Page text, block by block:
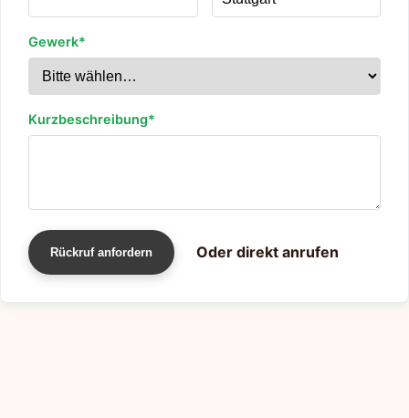
Gewerk*
Kurzbeschreibung*
Rückruf anfordern Oder direkt anrufen